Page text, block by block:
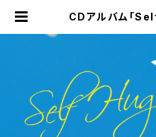
CDアルバム「
ースフルミュー
リングミュージ
チケット